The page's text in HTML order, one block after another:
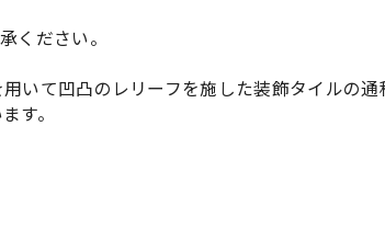
ください。
いて凹凸のレリーフを施した装飾タイルの通
す。